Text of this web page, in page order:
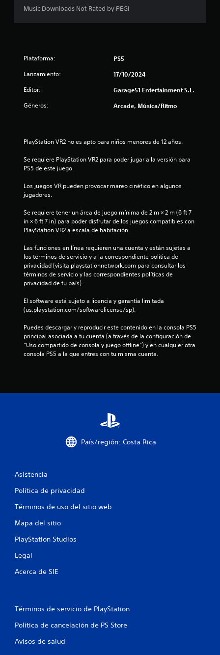
Music Downloads Not Rated by PEGI
Plataforma: PS5
Lanzamiento: 17/10/2024
Editor: Garage51 Entertainment S.L.
Géneros: Arcade, Música/Ritmo
PlayStation VR2 no es apto para niños menores de 12 años.
Se requiere PlayStation VR2 para poder jugar a la versión para
PS5 de este juego.
Los juegos VR pueden provocar mareo cinético en algunos
jugadores.
Se requiere tener un área de juego mínima de 2 m × 2 m (6 ft 7
in × 6 ft 7 in) para poder disfrutar de los juegos compatibles con
PlayStation VR2 a escala de habitación.
Las funciones en línea requieren una cuenta y están sujetas a
los términos de servicio y a la correspondiente política de
privacidad (visita playstationnetwork.com para consultar los
términos de servicio y las correspondientes políticas de
privacidad de tu país).
El software está sujeto a licencia y garantía limitada
(us.playstation.com/softwarelicense/sp).
Puedes descargar y reproducir este contenido en la consola PS5
principal asociada a tu cuenta (a través de la configuración de
“Uso compartido de consola y juego offline”) y en cualquier otra
consola PS5 a la que entres con tu misma cuenta.
País/región: Costa Rica
Asistencia
Política de privacidad
Términos de uso del sitio web
Mapa del sitio
PlayStation Studios
Legal
Acerca de SIE
Términos de servicio de PlayStation
Política de cancelación de PS Store
Avisos de salud